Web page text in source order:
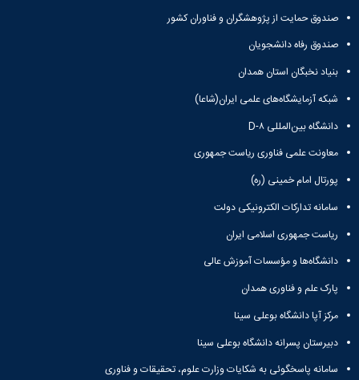
صندوق حمایت از پژوهشگران و فناوران کشور
صندوق رفاه دانشجویان
بنیاد نخبگان استان همدان
شبکه آزمایشگاه‌های علمی ایران(شاعا)
دانشگاه بین‌المللی D-۸
معاونت علمی فناوری ریاست جمهوری
پورتال امام خمینی (ره)
سامانه تدارکات الکترونیکی دولت
ریاست جمهوری اسلامی ایران
دانشگاه‌ها و مؤسسات آموزش عالی
پارک علم و فناوری همدان
مرکز آپا دانشگاه بوعلی سینا
دبیرستان پسرانه دانشگاه بوعلی سینا
سامانه پاسخگوئی به شکایات وزارت علوم، تحقیقات و فناوری